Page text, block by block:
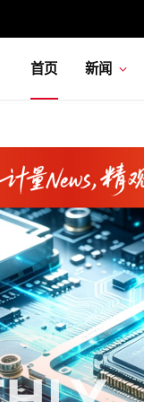
首页 新闻